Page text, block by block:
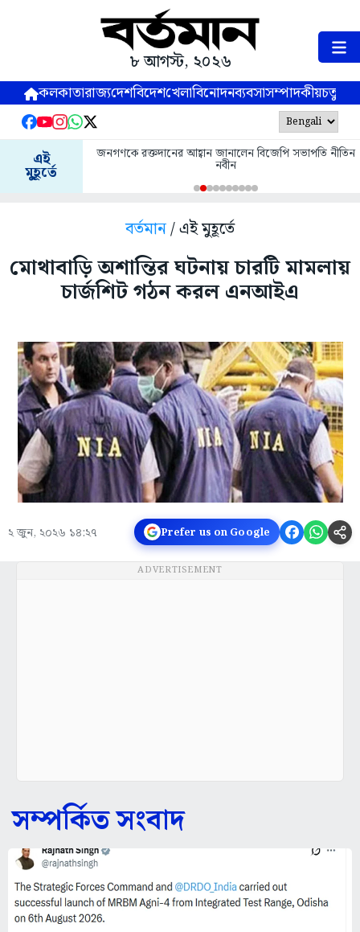
৮ আগস্ট, ২০২৬
কলকাতারাজ্যদেশবিদেশখেলাবিনোদনব্যবসাসম্পাদকীয়
এই
মুহূর্তে
জনগণকে রক্তদানের আহ্বান জানালেন বিজেপি সভাপতি নীতিন
নবীন
বর্তমান/ এই মুহূর্তে
মোথাবাড়ি অশান্তির ঘটনায় চারটি মামলায়
চার্জশিট গঠন করল এনআইএ
২ জুন, ২০২৬ ১৪:২৭ Prefer us on Google
ADVERTISEMENT
সম্পর্কিত সংবাদ